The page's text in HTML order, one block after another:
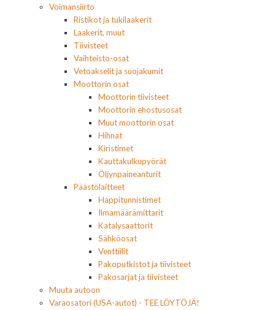
Voimansiirto
Ristikot ja tukilaakerit
Laakerit, muut
Tiivisteet
Vaihteisto-osat
Vetoakselit ja suojakumit
Moottorin osat
Moottorin tiivisteet
Moottorin ehostusosat
Muut moottorin osat
Hihnat
Kiristimet
Kauttakulkupyörät
Öljynpaineanturit
Päästölaitteet
Happitunnistimet
Ilmamäärämittarit
Katalysaattorit
Sähköosat
Venttiilit
Pakoputkistot ja tiivisteet
Pakosarjat ja tiivisteet
Muuta autoon
Varaosatori (USA-autot) - TEE LÖYTÖJÄ!